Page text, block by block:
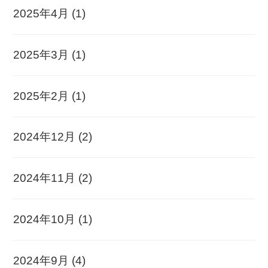
2025年4月 (1)
2025年3月 (1)
2025年2月 (1)
2024年12月 (2)
2024年11月 (2)
2024年10月 (1)
2024年9月 (4)